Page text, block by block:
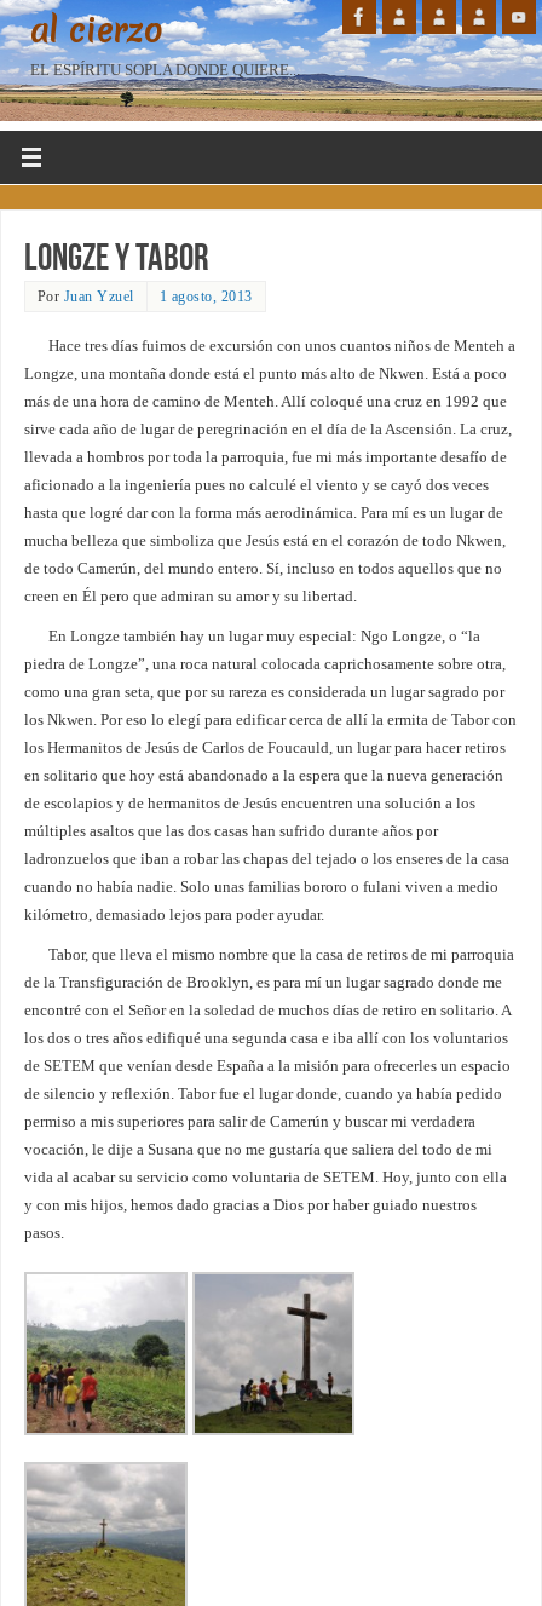
al cierzo
EL ESPÍRITU SOPLA DONDE QUIERE...
Longze y Tabor
Por Juan Yzuel 1 agosto, 2013
Hace tres días fuimos de excursión con unos cuantos niños de Menteh a
Longze, una montaña donde está el punto más alto de Nkwen. Está a poco
más de una hora de camino de Menteh. Allí coloqué una cruz en 1992 que
sirve cada año de lugar de peregrinación en el día de la Ascensión. La cruz,
llevada a hombros por toda la parroquia, fue mi más importante desafío de
aficionado a la ingeniería pues no calculé el viento y se cayó dos veces
hasta que logré dar con la forma más aerodinámica. Para mí es un lugar de
mucha belleza que simboliza que Jesús está en el corazón de todo Nkwen,
de todo Camerún, del mundo entero. Sí, incluso en todos aquellos que no
creen en Él pero que admiran su amor y su libertad.
En Longze también hay un lugar muy especial: Ngo Longze, o “la
piedra de Longze”, una roca natural colocada caprichosamente sobre otra,
como una gran seta, que por su rareza es considerada un lugar sagrado por
los Nkwen. Por eso lo elegí para edificar cerca de allí la ermita de Tabor con
los Hermanitos de Jesús de Carlos de Foucauld, un lugar para hacer retiros
en solitario que hoy está abandonado a la espera que la nueva generación
de escolapios y de hermanitos de Jesús encuentren una solución a los
múltiples asaltos que las dos casas han sufrido durante años por
ladronzuelos que iban a robar las chapas del tejado o los enseres de la casa
cuando no había nadie. Solo unas familias bororo o fulani viven a medio
kilómetro, demasiado lejos para poder ayudar.
Tabor, que lleva el mismo nombre que la casa de retiros de mi parroquia
de la Transfiguración de Brooklyn, es para mí un lugar sagrado donde me
encontré con el Señor en la soledad de muchos días de retiro en solitario. A
los dos o tres años edifiqué una segunda casa e iba allí con los voluntarios
de SETEM que venían desde España a la misión para ofrecerles un espacio
de silencio y reflexión. Tabor fue el lugar donde, cuando ya había pedido
permiso a mis superiores para salir de Camerún y buscar mi verdadera
vocación, le dije a Susana que no me gustaría que saliera del todo de mi
vida al acabar su servicio como voluntaria de SETEM. Hoy, junto con ella
y con mis hijos, hemos dado gracias a Dios por haber guiado nuestros
pasos.